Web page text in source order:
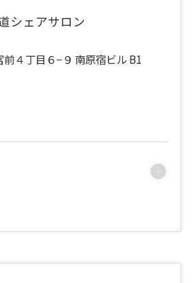
シェアサロン
４丁目６−９ 南原宿ビル B1